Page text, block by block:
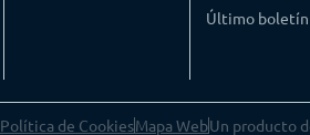
Último boletín
Política de CookiesMapa WebUn producto